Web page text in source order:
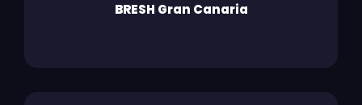
BRESH Gran Canaria